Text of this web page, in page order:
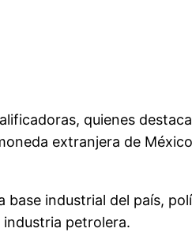
quienes
extranjera de
industrial del país,
petrolera.